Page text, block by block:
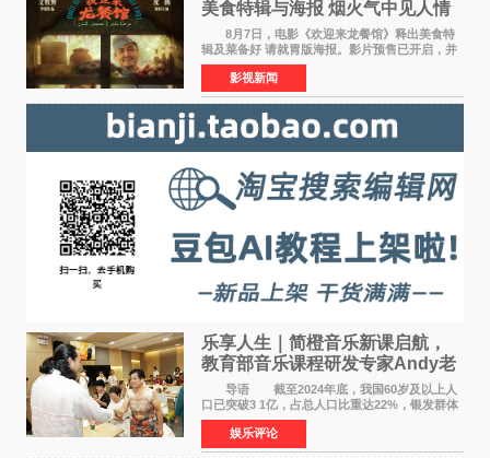
美食特辑与海报 烟火气中见人情
温暖
8月7日，电影《欢迎来龙餐馆》释出美食特
辑及菜备好 请就胃版海报。影片预售已开启，并
将于8月8日至10日14:00-21:00举行全国超前点
映。电影《欢迎来龙餐馆》作为战争美食喜剧大
片，讲述了中国
影视新闻
乐享人生｜简橙音乐新课启航，
教育部音乐课程研发专家Andy老
师重磅入驻领航银龄琴声
导语 截至2024年底，我国60岁及以上人
口已突破3 1亿，占总人口比重达22%，银发群体
的精神文化需求日益凸显。2024年1月，国务院办
公厅印发《关于发展银发经济增进老年人福祉的
意见》——这是
娱乐评论